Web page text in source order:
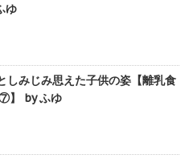
ゆ
しみじみ思えた子供の姿【離乳食
】 by ふゆ